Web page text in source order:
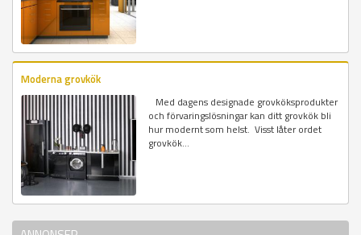
Moderna grovkök
Med dagens designade grovköksprodukter
och förvaringslösningar kan ditt grovkök bli
hur modernt som helst. Visst låter ordet
grovkök...